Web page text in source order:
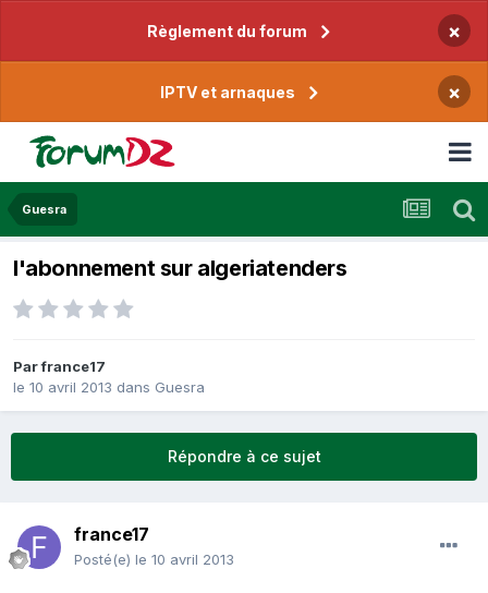
Règlement du forum ×
IPTV et arnaques ×
Guesra
l'abonnement sur algeriatenders
Parfrance17
le 10 avril 2013 dans Guesra
Répondre à ce sujet
france17
Posté(e) le 10 avril 2013